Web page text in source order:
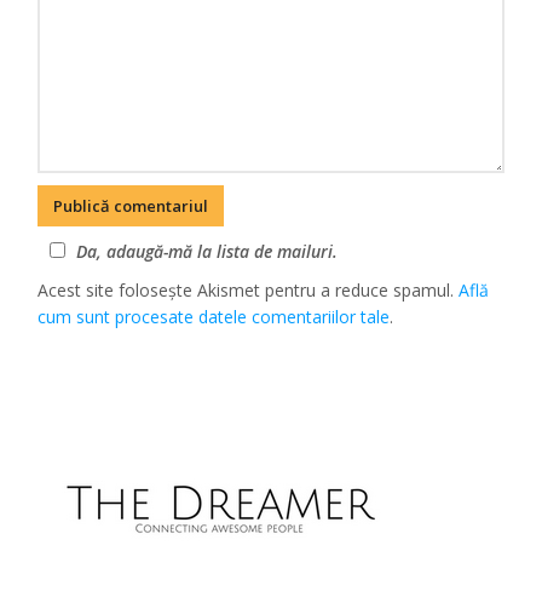
Da, adaugă-mă la lista de mailuri.
Acest site folosește Akismet pentru a reduce spamul.Află
cum sunt procesate datele comentariilor tale.